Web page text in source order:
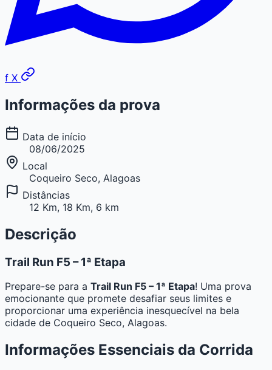
f X
Informações da prova
Data de início
08/06/2025
Local
Coqueiro Seco, Alagoas
Distâncias
12 Km, 18 Km, 6 km
Descrição
Trail Run F5 – 1ª Etapa
Prepare-se para a Trail Run F5 – 1ª Etapa! Uma prova
emocionante que promete desafiar seus limites e
proporcionar uma experiência inesquecível na bela
cidade de Coqueiro Seco, Alagoas.
Informações Essenciais da Corrida